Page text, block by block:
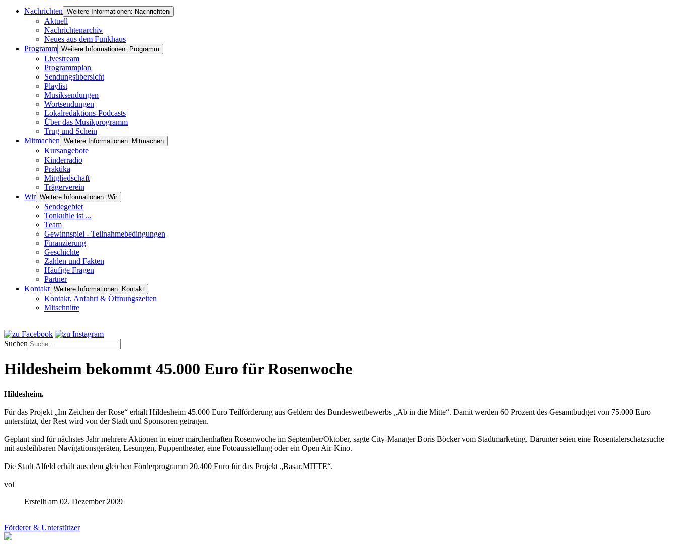
Nachrichten Weitere Informationen: Nachrichten
Aktuell
Nachrichtenarchiv
Neues aus dem Funkhaus
Programm Weitere Informationen: Programm
Livestream
Programmplan
Sendungsübersicht
Playlist
Musiksendungen
Wortsendungen
Lokalredaktions-Podcasts
Über das Musikprogramm
Trug und Schein
Mitmachen Weitere Informationen: Mitmachen
Kursangebote
Kinderradio
Praktika
Mitgliedschaft
Trägerverein
Wir Weitere Informationen: Wir
Sendegebiet
Tonkuhle ist ...
Team
Gewinnspiel - Teilnahmebedingungen
Finanzierung
Geschichte
Zahlen und Fakten
Häufige Fragen
Partner
Kontakt Weitere Informationen: Kontakt
Kontakt, Anfahrt & Öffnungszeiten
Mitschnitte
Suchen
Hildesheim bekommt 45.000 Euro für Rosenwoche
Hildesheim.
Für das Projekt „Im Zeichen der Rose“ erhält Hildesheim 45.000 Euro Teilförderung aus Geldern des Bundeswettbewerbs „Ab in die Mitte“. Damit werden 60 Prozent des Gesamtbudget von 75.000 Euro
unterstützt, der Rest wird von der Stadt und Sponsoren getragen.
Geplant sind für nächstes Jahr mehrere Aktionen in einer märchenhaften Rosenwoche im September/Oktober, sagte City-Manager Boris Böcker vom Stadtmarketing. Darunter seien eine Rosentalerschatzsuche
mit ausleihbaren Navigationsgeräten, Lesungen, Puppentheater, eine Fotoausstellung oder ein Open Air-Kino.
Die Stadt Alfeld erhält aus dem gleichen Förderprogramm 20.400 Euro für das Projekt „Basar.MITTE“.
vol
Erstellt am 02. Dezember 2009
Förderer & Unterstützer